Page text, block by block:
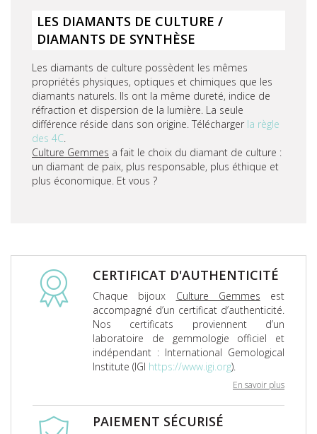
LES DIAMANTS DE CULTURE /
DIAMANTS DE SYNTHÈSE
Les diamants de culture possèdent les mêmes
propriétés physiques, optiques et chimiques que les
diamants naturels. Ils ont la même dureté, indice de
réfraction et dispersion de la lumière. La seule
différence réside dans son origine. Télécharger la règle
des 4C
Culture Gemmes a fait le choix du diamant de culture :
un diamant de paix, plus responsable, plus éthique et
plus économique. Et vous ?
CERTIFICAT D'AUTHENTICITÉ
Chaque bijoux Culture Gemmes est
accompagné d’un certificat d’authenticité.
Nos certificats proviennent d’un
laboratoire de gemmologie officiel et
indépendant : International Gemological
Institute (IGI https://www.igi.org).
En savoir plus
PAIEMENT SÉCURISÉ